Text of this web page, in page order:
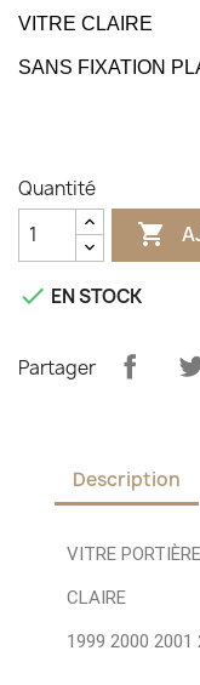
VITRE CLAIRE
SANS FIXATION
Quantité

 EN STOCK
Partager
Description
VITRE
CLAIRE
1999 2000 2001